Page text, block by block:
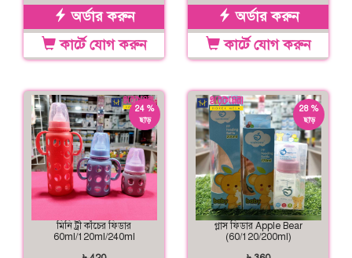
অর্ডার করুন
কার্টে যোগ করুন
অর্ডার করুন
কার্টে যোগ করুন
24 %
ছাড়
মিনি ট্রী কাঁচের ফিডার
60ml/120ml/240ml
28 %
ছাড়
গ্লাস ফিডার Apple Bear
(60/120/200ml)